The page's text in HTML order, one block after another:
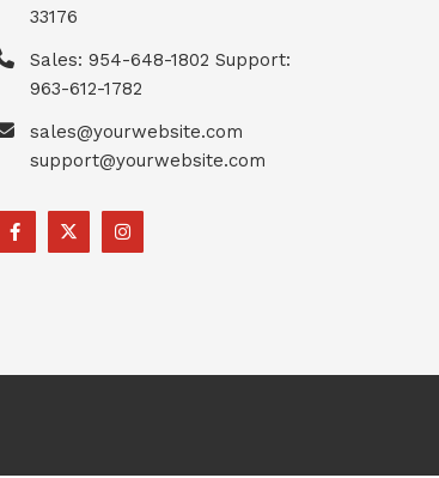
33176
Sales: 954-648-1802 Support:
963-612-1782
sales@yourwebsite.com
support@yourwebsite.com